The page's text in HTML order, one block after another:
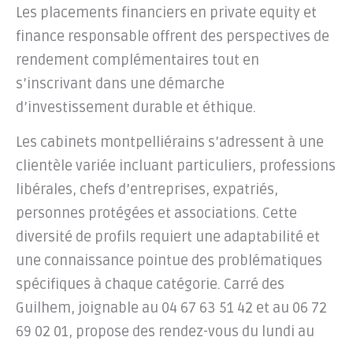
Les placements financiers en private equity et
finance responsable offrent des perspectives de
rendement complémentaires tout en
s’inscrivant dans une démarche
d’investissement durable et éthique.
Les cabinets montpelliérains s’adressent à une
clientèle variée incluant particuliers, professions
libérales, chefs d’entreprises, expatriés,
personnes protégées et associations. Cette
diversité de profils requiert une adaptabilité et
une connaissance pointue des problématiques
spécifiques à chaque catégorie. Carré des
Guilhem, joignable au 04 67 63 51 42 et au 06 72
69 02 01, propose des rendez-vous du lundi au